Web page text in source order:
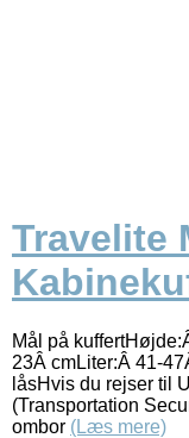
Travelite
Mål på
23Â cmLiter:Â 41-
låsHvis du rejser til
(Transportation
ombor (Læs mere)